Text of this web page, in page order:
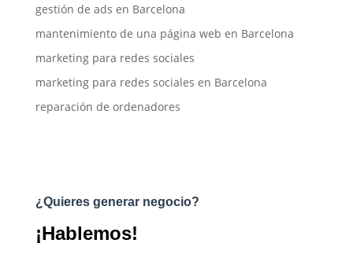
gestión de ads en Barcelona
mantenimiento de una página web en Barcelona
marketing para redes sociales
marketing para redes sociales en Barcelona
reparación de ordenadores
¿Quieres generar negocio?
¡Hablemos!